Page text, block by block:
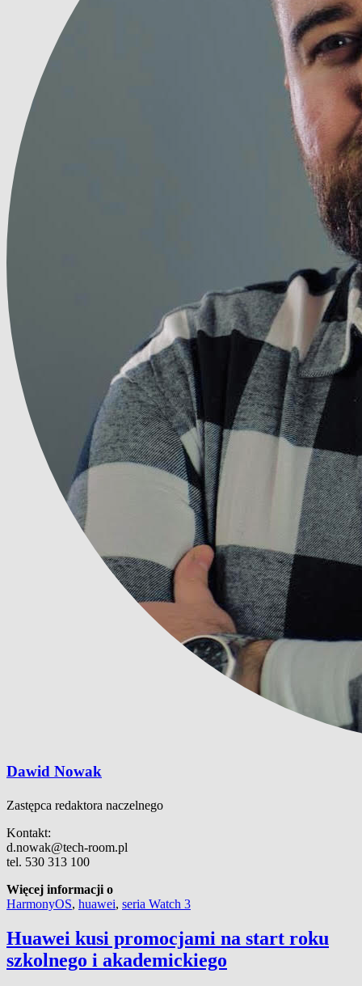
Dawid Nowak
Zastępca redaktora naczelnego
Kontakt:
d.nowak@tech-room.pl
tel. 530 313 100
Więcej informacji o
HarmonyOS, huawei, seria Watch 3
Huawei kusi promocjami na start roku
szkolnego i akademickiego